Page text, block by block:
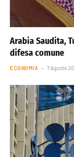
Arabia Saudita,
difesa comune
ECONOMIA 7 Agosto